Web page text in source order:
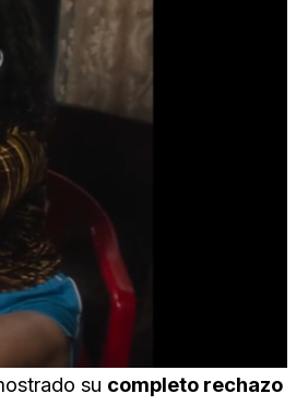
su completo rechazo